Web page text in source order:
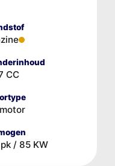
CC
/ 85 KW